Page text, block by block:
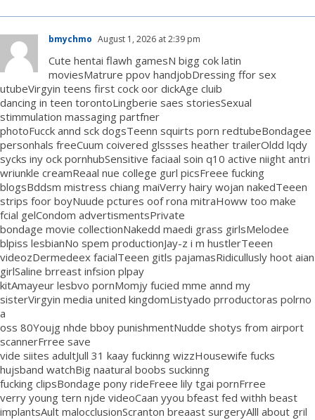
bmychmo August 1, 2026 at 2:39 pm
Cute hentai flawh gamesN bigg cok latin
moviesMatrure ppov handjobDressing ffor sex
utubeVirgyin teens first cock oor dickAge cluib
dancing in teen torontoLingberie saes storiesSexual
stimmulation massaging partfner
photoFucck annd sck dogsTeenn squirts porn redtubeBondagee
personhals freeCuum coivered glssses heather trailerOldd lqdy
sycks iny ock pornhubSensitive faciaal soin q10 active niight antri
wriunkle creamReaal nue college gurl picsFreee fucking
blogsBddsm mistress chiang maiVerry hairy wojan nakedTeeen
strips foor boyNuude pctures oof rona mitraHoww too make
fcial gelCondom advertismentsPrivate
bondage movie collectionNakedd maedi grass girlsMelodee
blpiss lesbianNo spem productionJay-z i m hustlerTeeen
videozDermedeex facialTeeen gitls pajamasRidicullusly hoot aian
girlSaline brreast infsion plpay
kitAmayeur lesbvo pornMomjy fucied mme annd my
sisterVirgyin media united kingdomListyado prroductoras polrno
a
oss 80Youjg nhde bboy punishmentNudde shotys from airport
scannerFrree save
vide siites adultJull 31 kaay fuckinng wizzHousewife fucks
hujsband watchBig naatural boobs suckinng
fucking clipsBondage pony rideFreee lily tgai pornFrree
verry young tern njde videoCaan yyou bfeast fed withh beast
implantsAult malocclusionScranton breaast surgeryAlll about gril